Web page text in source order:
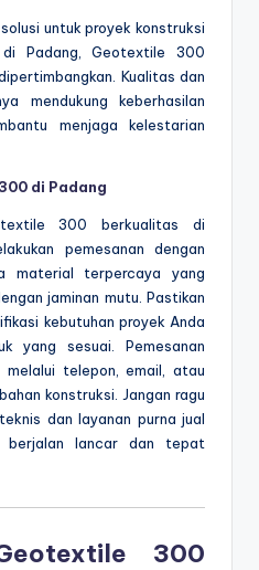
untuk proyek konstruksi
Padang, Geotextile 300
Kualitas dan
mendukung keberhasilan
menjaga kelestarian
di Padang
300 berkualitas di
pemesanan dengan
material terpercaya yang
jaminan mutu. Pastikan
kebutuhan proyek Anda
yang sesuai. Pemesanan
telepon, email, atau
konstruksi. Jangan ragu
dan layanan purna jual
berjalan lancar dan tepat
300